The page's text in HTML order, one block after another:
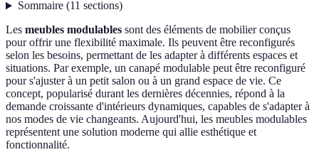
Sommaire(11 sections)
Les meubles modulables sont des éléments de mobilier conçus
pour offrir une flexibilité maximale. Ils peuvent être reconfigurés
selon les besoins, permettant de les adapter à différents espaces et
situations. Par exemple, un canapé modulable peut être reconfiguré
pour s'ajuster à un petit salon ou à un grand espace de vie. Ce
concept, popularisé durant les dernières décennies, répond à la
demande croissante d'intérieurs dynamiques, capables de s'adapter à
nos modes de vie changeants. Aujourd'hui, les meubles modulables
représentent une solution moderne qui allie esthétique et
fonctionnalité.